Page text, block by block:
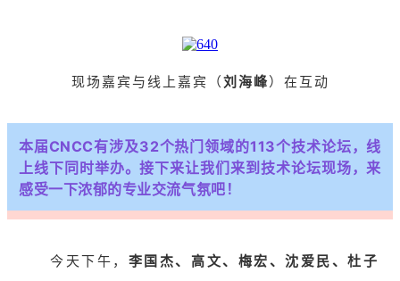
现场嘉宾与线上嘉宾（刘海峰）在互动
本届CNCC有涉及32个热门领域的113个技术论坛，线
上线下同时举办。接下来让我们来到技术论坛现场，来
感受一下浓郁的专业交流气氛吧！
今天下午， 李国杰、高文、梅宏、沈爱民、杜子